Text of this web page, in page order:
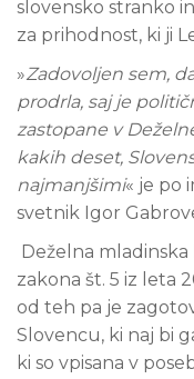
slovensko stranko
za prihodnost, ki ji
»Zadovoljen sem,
prodrla, saj je
zastopane v
kakih deset,
najmanjšimi« je po
svetnik Igor
Deželna
zakona št. 5 iz leta
od teh pa je
Slovencu, ki naj bi
ki so vpisana v